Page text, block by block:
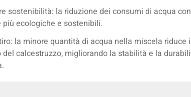
sostenibilità: la riduzione dei consumi di acqua
più ecologiche e sostenibili.
la minore quantità di acqua nella miscela riduce
del calcestruzzo, migliorando la stabilità e la